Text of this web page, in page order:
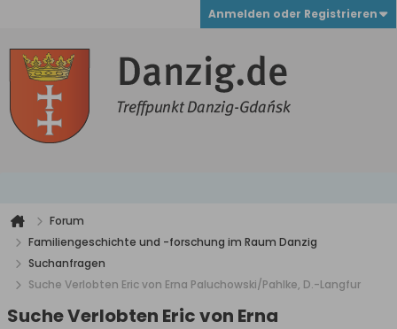
Anmelden oder Registrieren
Forum
Familiengeschichte und -forschung im Raum Danzig
Suchanfragen
Suche Verlobten Eric von Erna Paluchowski/Pahlke, D.-Langfur
Suche Verlobten Eric von Erna